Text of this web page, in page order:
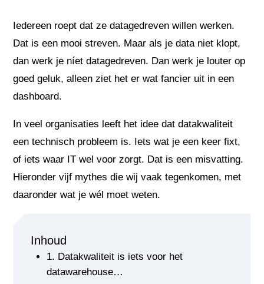
Iedereen roept dat ze datagedreven willen werken.
Dat is een mooi streven. Maar als je data niet klopt,
dan werk je níet datagedreven. Dan werk je louter op
goed geluk, alleen ziet het er wat fancier uit in een
dashboard.
In veel organisaties leeft het idee dat datakwaliteit
een technisch probleem is. Iets wat je een keer fixt,
of iets waar IT wel voor zorgt. Dat is een misvatting.
Hieronder vijf mythes die wij vaak tegenkomen, met
daaronder wat je wél moet weten.
Inhoud
1. Datakwaliteit is iets voor het
datawarehouse…